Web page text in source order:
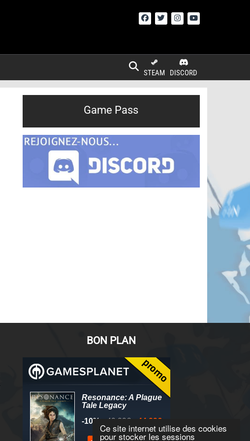
Ce site internet utilise des cookies
pour stocker les sessions
DISCORD
STEAM
Game Pass
BON PLAN